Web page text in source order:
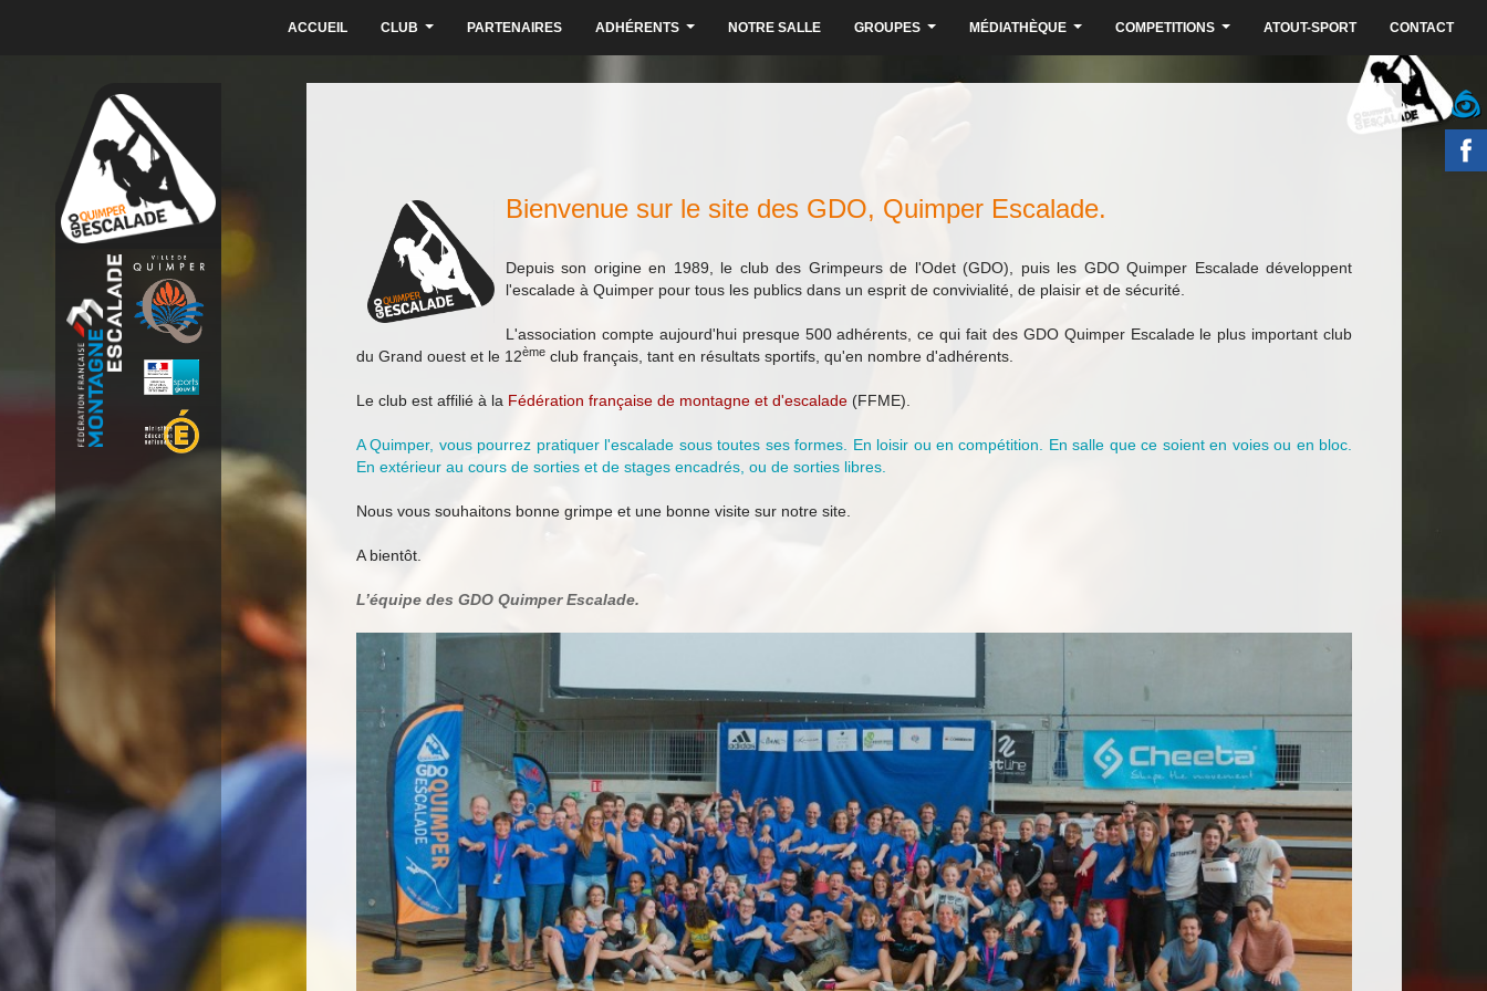
Bienvenue sur le site des GDO, Quimper Escalade.
Depuis son origine en 1989, le club des Grimpeurs de l'Odet (GDO), puis les GDO Quimper Escalade développent
l'escalade à Quimper pour tous les publics dans un esprit de convivialité, de plaisir et de sécurité.
L'association compte aujourd'hui presque 500 adhérents, ce qui fait des GDO Quimper Escalade le plus important club
du Grand ouest et le 12ème club français, tant en résultats sportifs, qu'en nombre d'adhérents.
Le club est affilié à la Fédération française de montagne et d'escalade (FFME).
A Quimper, vous pourrez pratiquer l'escalade sous toutes ses formes. En loisir ou en compétition. En salle que ce soient en voies ou en bloc.
En extérieur au cours de sorties et de stages encadrés, ou de sorties libres.
Nous vous souhaitons bonne grimpe et une bonne visite sur notre site.
A bientôt.
L’équipe des GDO Quimper Escalade.
ACCUEIL CLUB PARTENAIRES ADHÉRENTS NOTRE SALLE GROUPES MÉDIATHÈQUE COMPETITIONS ATOUT-SPORT CONTACT